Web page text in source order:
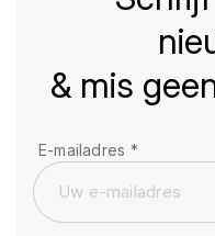
& mis
E-mailadres *